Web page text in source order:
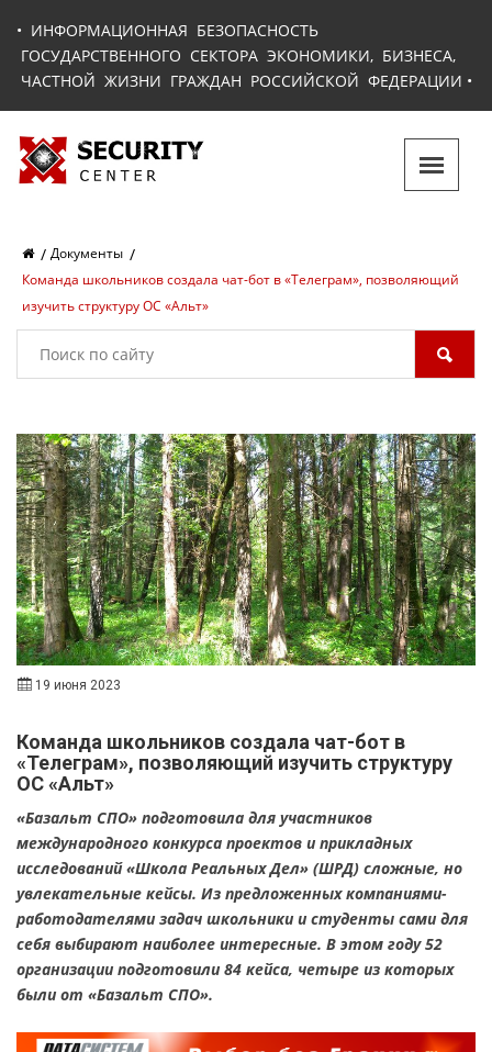
• ИНФОРМАЦИОННАЯ БЕЗОПАСНОСТЬ
ГОСУДАРСТВЕННОГО СЕКТОРА ЭКОНОМИКИ, БИЗНЕСА,
ЧАСТНОЙ ЖИЗНИ ГРАЖДАН РОССИЙСКОЙ ФЕДЕРАЦИИ •
Документы
Команда школьников создала чат-бот в «Телеграм», позволяющий
изучить структуру ОС «Альт»
19 июня 2023
Команда школьников создала чат-бот в
«Телеграм», позволяющий изучить структуру
ОС «Альт»
«Базальт СПО» подготовила для участников
международного конкурса проектов и прикладных
исследований «Школа Реальных Дел» (ШРД) сложные, но
увлекательные кейсы. Из предложенных компаниями-
работодателями задач школьники и студенты сами для
себя выбирают наиболее интересные. В этом году 52
организации подготовили 84 кейса, четыре из которых
были от «Базальт СПО».